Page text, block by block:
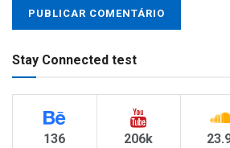
Stay Connected test
136 206k